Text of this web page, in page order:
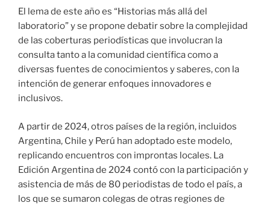
El lema de este año es “Historias más allá del
laboratorio” y se propone debatir sobre la complejidad
de las coberturas periodísticas que involucran la
consulta tanto a la comunidad científica como a
diversas fuentes de conocimientos y saberes, con la
intención de generar enfoques innovadores e
inclusivos.
A partir de 2024, otros países de la región, incluidos
Argentina, Chile y Perú han adoptado este modelo,
replicando encuentros con improntas locales. La
Edición Argentina de 2024 contó con la participación y
asistencia de más de 80 periodistas de todo el país, a
los que se sumaron colegas de otras regiones de